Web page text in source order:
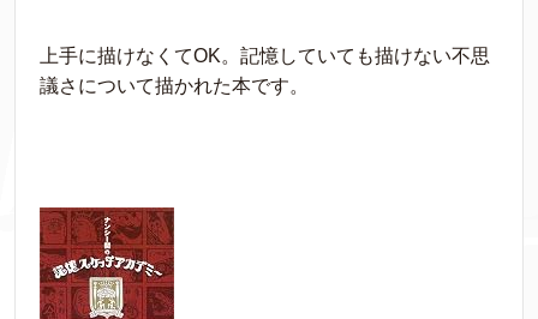
上手に描けなくてOK。記憶していても描けない不思
議さについて描かれた本です。